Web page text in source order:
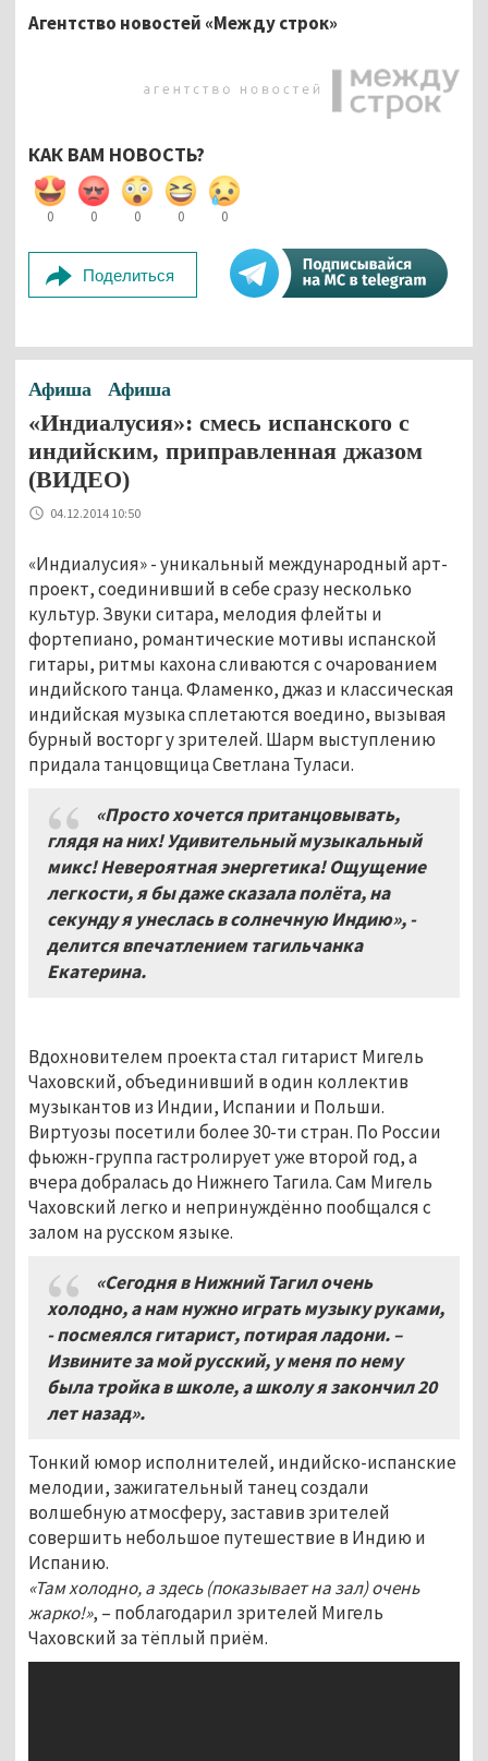
Агентство новостей «Между строк»
КАК ВАМ НОВОСТЬ?
0 0 0 0 0
Поделиться
Афиша Афиша
«Индиалусия»: смесь испанского с
индийским, приправленная джазом
(ВИДЕО)
04.12.2014 10:50
«Индиалусия» - уникальный международный арт-
проект, соединивший в себе сразу несколько
культур. Звуки ситара, мелодия флейты и
фортепиано, романтические мотивы испанской
гитары, ритмы кахона сливаются с очарованием
индийского танца. Фламенко, джаз и классическая
индийская музыка сплетаются воедино, вызывая
бурный восторг у зрителей. Шарм выступлению
придала танцовщица Светлана Туласи.
«Просто хочется пританцовывать,
глядя на них! Удивительный музыкальный
микс! Невероятная энергетика! Ощущение
легкости, я бы даже сказала полёта, на
секунду я унеслась в солнечную Индию», -
делится впечатлением тагильчанка
Екатерина.
Вдохновителем проекта стал гитарист Мигель
Чаховский, объединивший в один коллектив
музыкантов из Индии, Испании и Польши.
Виртуозы посетили более 30-ти стран. По России
фьюжн-группа гастролирует уже второй год, а
вчера добралась до Нижнего Тагила. Сам Мигель
Чаховский легко и непринуждённо пообщался с
залом на русском языке.
«Сегодня в Нижний Тагил очень
холодно, а нам нужно играть музыку руками,
- посмеялся гитарист, потирая ладони. –
Извините за мой русский, у меня по нему
была тройка в школе, а школу я закончил 20
лет назад».
Тонкий юмор исполнителей, индийско-испанские
мелодии, зажигательный танец создали
волшебную атмосферу, заставив зрителей
совершить небольшое путешествие в Индию и
Испанию.
«Там холодно, а здесь (показывает на зал) очень
жарко!», – поблагодарил зрителей Мигель
Чаховский за тёплый приём.